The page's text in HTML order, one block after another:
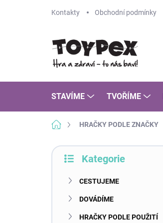
Kontakty Obchodní podmínky
STAVÍME TVOŘÍME
Domů HRAČKY PODLE ZNAČKY
P
Kategorie
CESTUJEME
DOVÁDÍME
HRAČKY PODLE POUŽITÍ